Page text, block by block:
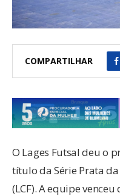
COMPARTILHAR
O Lages Futsal deu o
título da Série Prata
(LCF). A equipe